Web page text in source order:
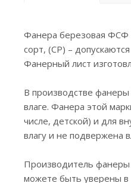
Фанера березовая ФСФ
сорт, (CP) –
Фанерный лист
В производстве
влаге. Фанера этой
числе, детской) и для
влагу и не подвержена
Производитель
можете быть уверены в